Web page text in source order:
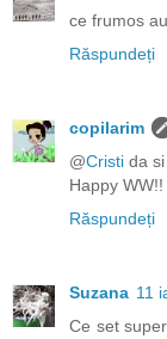
ce frumos
Răspundeți
copilarim
@Cristi da
Happy WW!!
Răspundeți
Suzana 11
Ce set